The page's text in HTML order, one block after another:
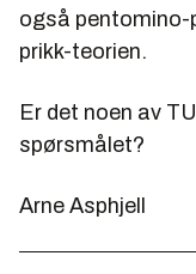
også pentomino-
prikk-teorien.
Er det noen av
spørsmålet?
Arne Asphjell